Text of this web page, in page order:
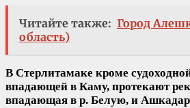
Читайте также: Город
область)
В Стерлитамаке кроме
впадающей в Каму, протекают
впадающая в р. Белую, и